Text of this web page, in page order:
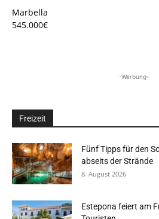
Marbella
545.000€
-Werbung-
Freizeit
Fünf Tipps für den
abseits der Strände
8. August 2026
Estepona feiert am